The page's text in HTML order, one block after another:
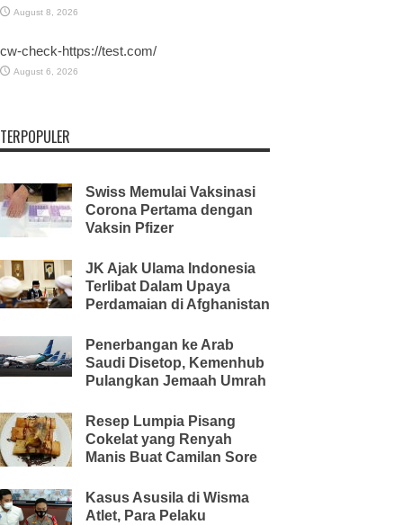
August 8, 2026
cw-check-https://test.com/
August 6, 2026
TERPOPULER
Swiss Memulai Vaksinasi
Corona Pertama dengan
Vaksin Pfizer
JK Ajak Ulama Indonesia
Terlibat Dalam Upaya
Perdamaian di Afghanistan
Penerbangan ke Arab
Saudi Disetop, Kemenhub
Pulangkan Jemaah Umrah
Resep Lumpia Pisang
Cokelat yang Renyah
Manis Buat Camilan Sore
Kasus Asusila di Wisma
Atlet, Para Pelaku